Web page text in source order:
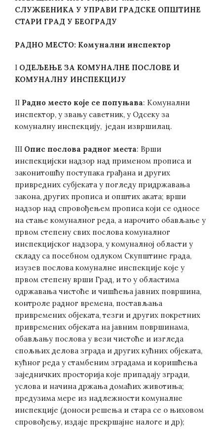
СЛУЖБЕНИКА У УПРАВИ ГРАДСКЕ ОПШТИНЕ
СТАРИ ГРАД У БЕОГРАДУ
РАДНО МЕСТО: Комунални инспектор
I ОДЕЉЕЊЕ ЗА КОМУНАЛНЕ ПОСЛОВЕ И
КОМУНАЛНУ ИНСПЕКЦИЈУ
II Радно место које се попуњава: Комунални
инспектор, у звању саветник, у Одсеку за
комуналну инспекцију, један извршилац.
III Опис послова радног места: Врши
инспекцијски надзор над применом прописа и
законитошћу поступака грађана и других
привредних субјеката у погледу придржавања
закона, других прописа и општих аката; врши
надзор над спровођењем прописа који се односе
на стање комуналног реда, а нарочито обављање у
првом степену свих послова комуналног
инспекцијског надзора, у комуналној области у
складу са посебном одлуком Скупштине града,
изузев послова комуналне инспекције које у
првом степену врши Град, и то у областима
одржавања чистоће и чишћења јавних површина,
контроле радног времена, постављања
привремених објеката, тезги и других покретних
привремених објеката на јавним површинама,
обављању послова у вези чистоће и изгледа
спољњих делова зграда и других кућних објеката,
кућног реда у стамбеним зградама и коришћења
заједничких просторија које припадају згради,
услова и начина држања домаћих животиња;
предузима мере из надлежности комуналне
инспекције (доноси решења и стара се о њиховом
спровођењу, издаје прекршајне налоге и др);